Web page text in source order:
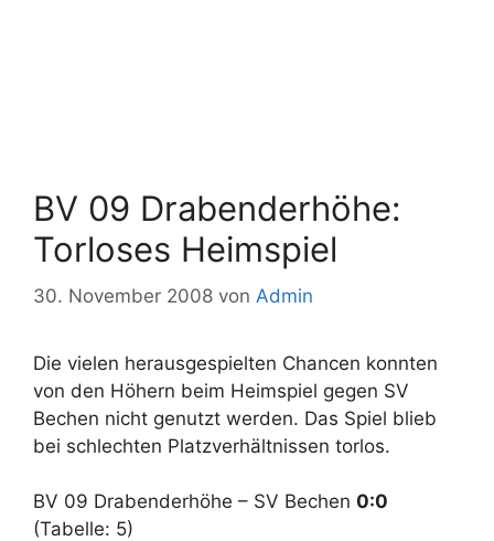
BV 09 Drabenderhöhe:
Torloses Heimspiel
30. November 2008 von Admin
Die vielen herausgespielten Chancen konnten
von den Höhern beim Heimspiel gegen SV
Bechen nicht genutzt werden. Das Spiel blieb
bei schlechten Platzverhältnissen torlos.
BV 09 Drabenderhöhe – SV Bechen 0:0
(Tabelle: 5)